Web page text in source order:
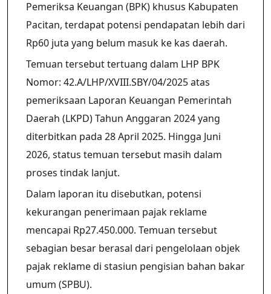
Pemeriksa Keuangan (BPK) khusus Kabupaten
Pacitan, terdapat potensi pendapatan lebih dari
Rp60 juta yang belum masuk ke kas daerah.
Temuan tersebut tertuang dalam LHP BPK
Nomor: 42.A/LHP/XVIII.SBY/04/2025 atas
pemeriksaan Laporan Keuangan Pemerintah
Daerah (LKPD) Tahun Anggaran 2024 yang
diterbitkan pada 28 April 2025. Hingga Juni
2026, status temuan tersebut masih dalam
proses tindak lanjut.
Dalam laporan itu disebutkan, potensi
kekurangan penerimaan pajak reklame
mencapai Rp27.450.000. Temuan tersebut
sebagian besar berasal dari pengelolaan objek
pajak reklame di stasiun pengisian bahan bakar
umum (SPBU).